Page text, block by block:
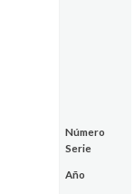
Número
Serie
Año